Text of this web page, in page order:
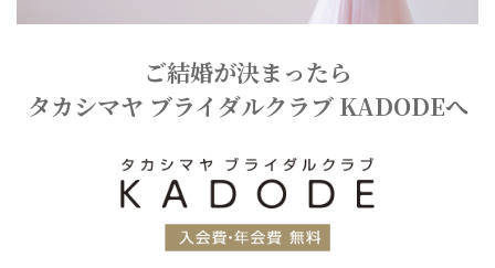
ご結婚が決まったら
タカシマヤ ブライダルクラブ KADODEへ